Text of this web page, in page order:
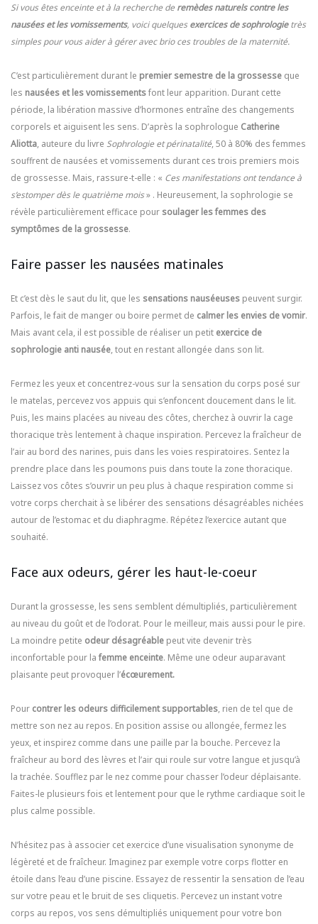
Si vous êtes enceinte et à la recherche de remèdes naturels contre les
nausées et les vomissements, voici quelquesexercices de sophrologietrès
simples pour vous aider à gérer avec brio ces troubles de la maternité.
C’est particulièrement durant le premier semestre de la grossesse que
les nausées et les vomissementsfont leur apparition. Durant cette
période, la libération massive d’hormones entraîne des changements
corporels et aiguisent les sens. D’après la sophrologue Catherine
Aliotta, auteure du livre Sophrologie et périnatalité, 50 à 80% des femmes
souffrent de nausées et vomissements durant ces trois premiers mois
de grossesse. Mais, rassure-t-elle : « Ces manifestations ont tendance à
s’estomper dès le quatrième mois» . Heureusement, la sophrologie se
révèle particulièrement efficace pour soulager les femmes des
symptômes de la grossesse.
Faire passer les nausées matinales
Et c’est dès le saut du lit, que les sensations nauséeuses peuvent surgir.
Parfois, le fait de manger ou boire permet de calmer les envies de vomir.
Mais avant cela, il est possible de réaliser un petit exercice de
sophrologie anti nausée, tout en restant allongée dans son lit.
Fermez les yeux et concentrez-vous sur la sensation du corps posé sur
le matelas, percevez vos appuis qui s’enfoncent doucement dans le lit.
Puis, les mains placées au niveau des côtes, cherchez à ouvrir la cage
thoracique très lentement à chaque inspiration. Percevez la fraîcheur de
l’air au bord des narines, puis dans les voies respiratoires. Sentez la
prendre place dans les poumons puis dans toute la zone thoracique.
Laissez vos côtes s’ouvrir un peu plus à chaque respiration comme si
votre corps cherchait à se libérer des sensations désagréables nichées
autour de l’estomac et du diaphragme. Répétez l’exercice autant que
souhaité.
Face aux odeurs, gérer les haut-le-coeur
Durant la grossesse, les sens semblent démultipliés, particulièrement
au niveau du goût et de l’odorat. Pour le meilleur, mais aussi pour le pire.
La moindre petite odeur désagréable peut vite devenir très
inconfortable pour lafemme enceinte. Même une odeur auparavant
plaisante peut provoquer l’écœurement.
Pour contrer les odeurs difficilement supportables, rien de tel que de
mettre son nez au repos. En position assise ou allongée, fermez les
yeux, et inspirez comme dans une paille par la bouche. Percevez la
fraîcheur au bord des lèvres et l’air qui roule sur votre langue et jusqu’à
la trachée. Soufflez par le nez comme pour chasser l’odeur déplaisante.
Faites-le plusieurs fois et lentement pour que le rythme cardiaque soit le
plus calme possible.
N’hésitez pas à associer cet exercice d’une visualisation synonyme de
légèreté et de fraîcheur. Imaginez par exemple votre corps flotter en
étoile dans l’eau d’une piscine. Essayez de ressentir la sensation de l’eau
sur votre peau et le bruit de ses cliquetis. Percevez un instant votre
corps au repos, vos sens démultipliés uniquement pour votre bon